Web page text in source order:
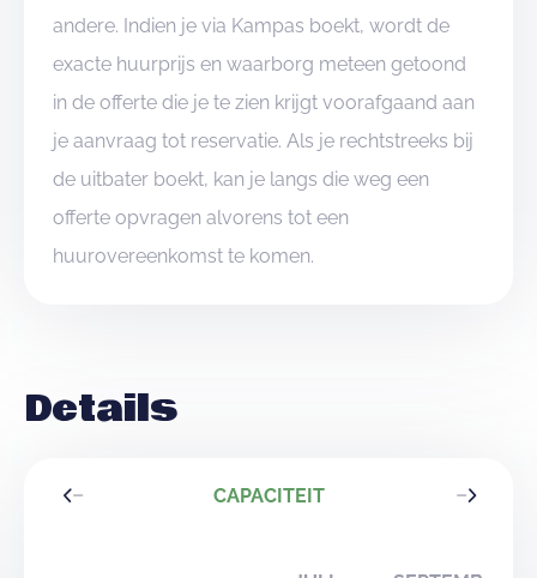
andere. Indien je via Kampas boekt, wordt de
exacte huurprijs en waarborg meteen getoond
in de offerte die je te zien krijgt voorafgaand aan
je aanvraag tot reservatie. Als je rechtstreeks bij
de uitbater boekt, kan je langs die weg een
offerte opvragen alvorens tot een
huurovereenkomst te komen.
Details
CAPACITEIT